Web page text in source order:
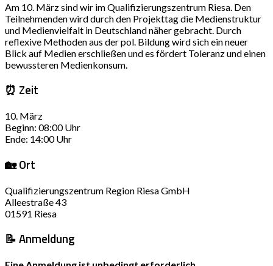
Am 10. März sind wir im Qualifizierungszentrum Riesa. Den
Teilnehmenden wird durch den Projekttag die Medienstruktur
und Medienvielfalt in Deutschland näher gebracht. Durch
reflexive Methoden aus der pol. Bildung wird sich ein neuer
Blick auf Medien erschließen und es fördert Toleranz und einen
bewussteren Medienkonsum.
⏰ Zeit
10. März
Beginn: 08:00 Uhr
Ende: 14:00 Uhr
🏡 Ort
Qualifizierungszentrum Region Riesa GmbH
Alleestraße 43
01591 Riesa
📝 Anmeldung